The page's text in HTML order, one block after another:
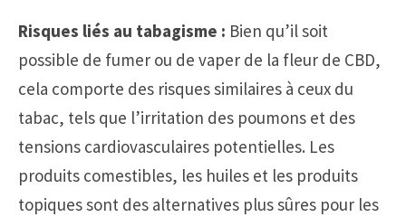
Risques liés au tabagisme : Bien qu’il soit
possible de fumer ou de vaper de la fleur de CBD,
cela comporte des risques similaires à ceux du
tabac, tels que l’irritation des poumons et des
tensions cardiovasculaires potentielles. Les
produits comestibles, les huiles et les produits
topiques sont des alternatives plus sûres pour les